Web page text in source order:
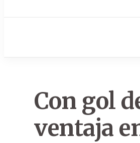
Con gol
ventaja